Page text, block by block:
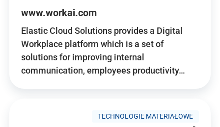
www.workai.com
Elastic Cloud Solutions provides a Digital
Workplace platform which is a set of
solutions for improving internal
communication, employees productivity…
TECHNOLOGIE MATERIAŁOWE